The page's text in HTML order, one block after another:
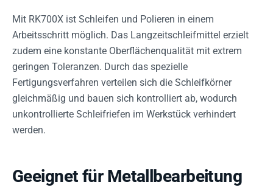
Mit RK700X ist Schleifen und Polieren in einem
Arbeitsschritt möglich. Das Langzeitschleifmittel erzielt
zudem eine konstante Oberflächenqualität mit extrem
geringen Toleranzen. Durch das spezielle
Fertigungsverfahren verteilen sich die Schleifkörner
gleichmäßig und bauen sich kontrolliert ab, wodurch
unkontrollierte Schleifriefen im Werkstück verhindert
werden.
Geeignet für Metallbearbeitung